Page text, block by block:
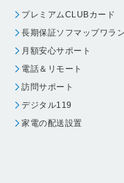
プレミアムCLUBカード
長期保証ソフマップワラ
月額安心サポート
電話＆リモート
訪問サポート
デジタル119
家電の配送設置